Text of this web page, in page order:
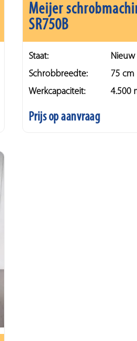
Meijer
SR750B
Staat:
Nieuw
Schrobbreedte:
75 cm
Werkcapaciteit:
4.500
Prijs op aanvraag